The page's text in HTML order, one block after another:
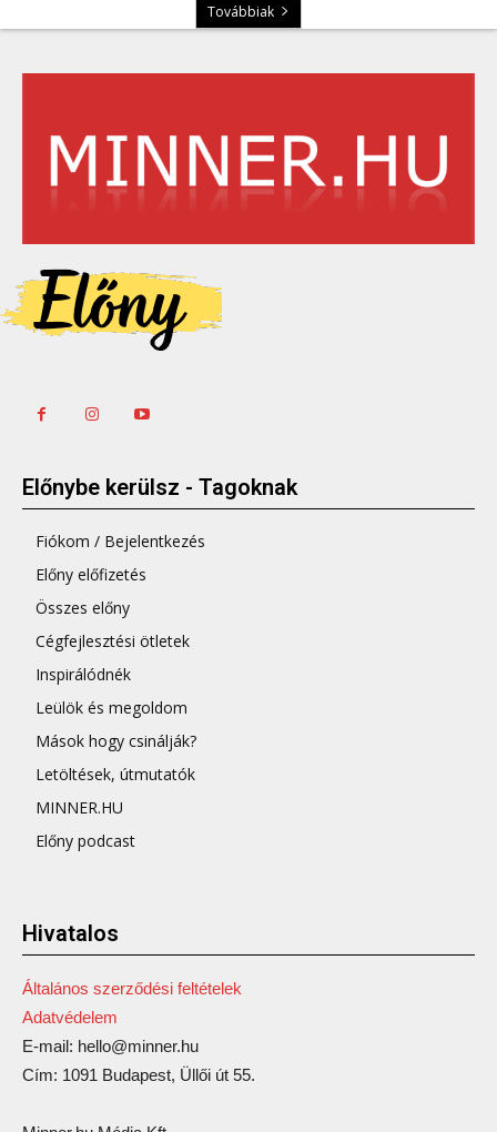
Továbbiak
Előnybe kerülsz - Tagoknak
Fiókom / Bejelentkezés
Előny előfizetés
Összes előny
Cégfejlesztési ötletek
Inspirálódnék
Leülök és megoldom
Mások hogy csinálják?
Letöltések, útmutatók
MINNER.HU
Előny podcast
Hivatalos
Általános szerződési feltételek
Adatvédelem
E-mail: hello@minner.hu
Cím: 1091 Budapest, Üllői út 55.